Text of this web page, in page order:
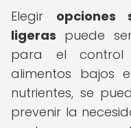
Elegir opciones
ligeras puede
para el control
alimentos bajos
nutrientes, se
prevenir la